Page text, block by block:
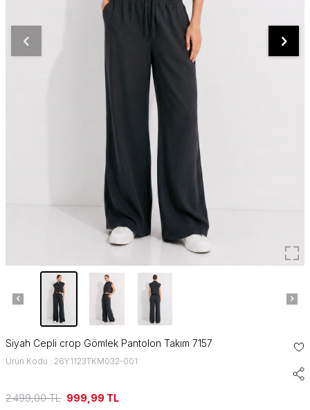
Siyah Cepli crop Gömlek Pantolon Takım 7157
Ürün Kodu : 26Y1123TKM032-001
2.499,00TL 999,99 TL